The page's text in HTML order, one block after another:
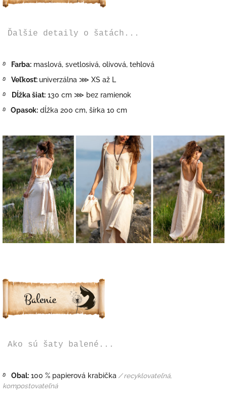
Ďalšie detaily o šatách...
࿔ Farba: maslová, svetlosivá, olivová, tehlová
࿔
Veľkosť: univerzálna ⋙ XS až L
࿔
Dĺžka šiat: 130 cm ⋙ bez ramienok
࿔
Opasok: dĺžka 200 cm, šírka 10 cm
Ako sú šaty balené...
࿔ Obal: 100 % papierová krabička / recyklovateľná,
kompostovateľná